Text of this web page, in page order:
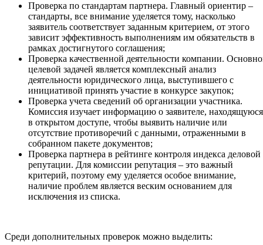
Проверка по стандартам партнера. Главный ориентир –
стандарты, все внимание уделяется тому, насколько
заявитель соответствует заданным критерием, от этого
зависит эффективность выполнениям им обязательств в
рамках достигнутого соглашения;
Проверка качественной деятельности компании.
целевой задачей является комплексный анализ
деятельности юридического лица, выступившего с
инициативой принять участие в конкурсе закупок;
Проверка учета сведений об организации участника.
Комиссия изучает информацию о заявителе, находящуюся
в открытом доступе, чтобы выявить наличие или
отсутствие противоречий с данными, отраженными в
собранном пакете документов;
Проверка партнера в рейтинге контроля индекса деловой
репутации. Для комиссии репутация – это важный
критерий, поэтому ему уделяется особое внимание,
наличие проблем является веским основанием для
исключения из списка.
Среди дополнительных проверок можно выделить: